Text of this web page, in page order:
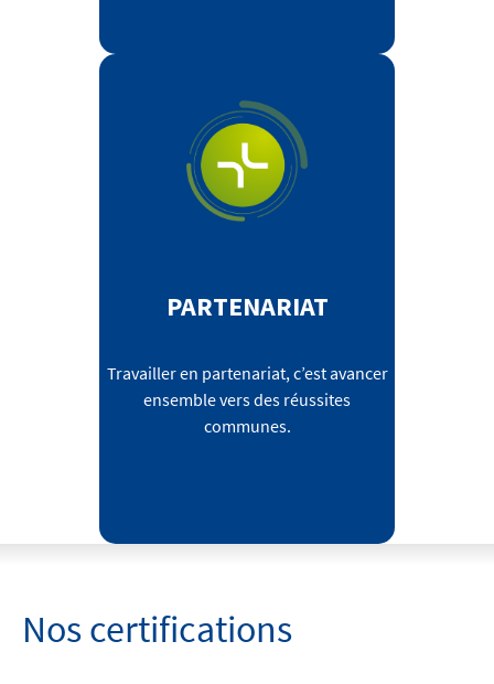
PARTENARIAT
Travailler en partenariat, c’est avancer
ensemble vers des réussites
communes.
Nos certifications